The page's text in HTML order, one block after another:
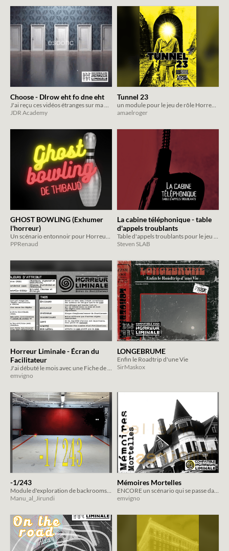
Choose - Dlrow eht fo dne eht
JDR Academy
Tunnel 23
amaelroger
GHOST BOWLING (Exhumer
l'horreur)
Un scénario entonnoir pour Horreur liminale en forme de huit-clos à l'intérieur d'un bowling surnaturel.
PPRenaud
La cabine téléphonique - table
d'appels troublants
Table d'appels troublants pour le jeu Horreur Liminale - Steven SLAB
Steven SLAB
Horreur Liminale - Écran du
Facilitateur
emvigno
LONGEBRUME
Enfin le Roadtrip d'une Vie
SirMaskox
-1/243
Module d'exploration de backrooms, en entonnoir, pour le jeu de rôle Horreur Liminale.
Manu_al_Jirundi
Mémoires Mortelles
ENCORE un scénario qui se passe dans un hôtel... ou pas tout-à-fait?
emvigno